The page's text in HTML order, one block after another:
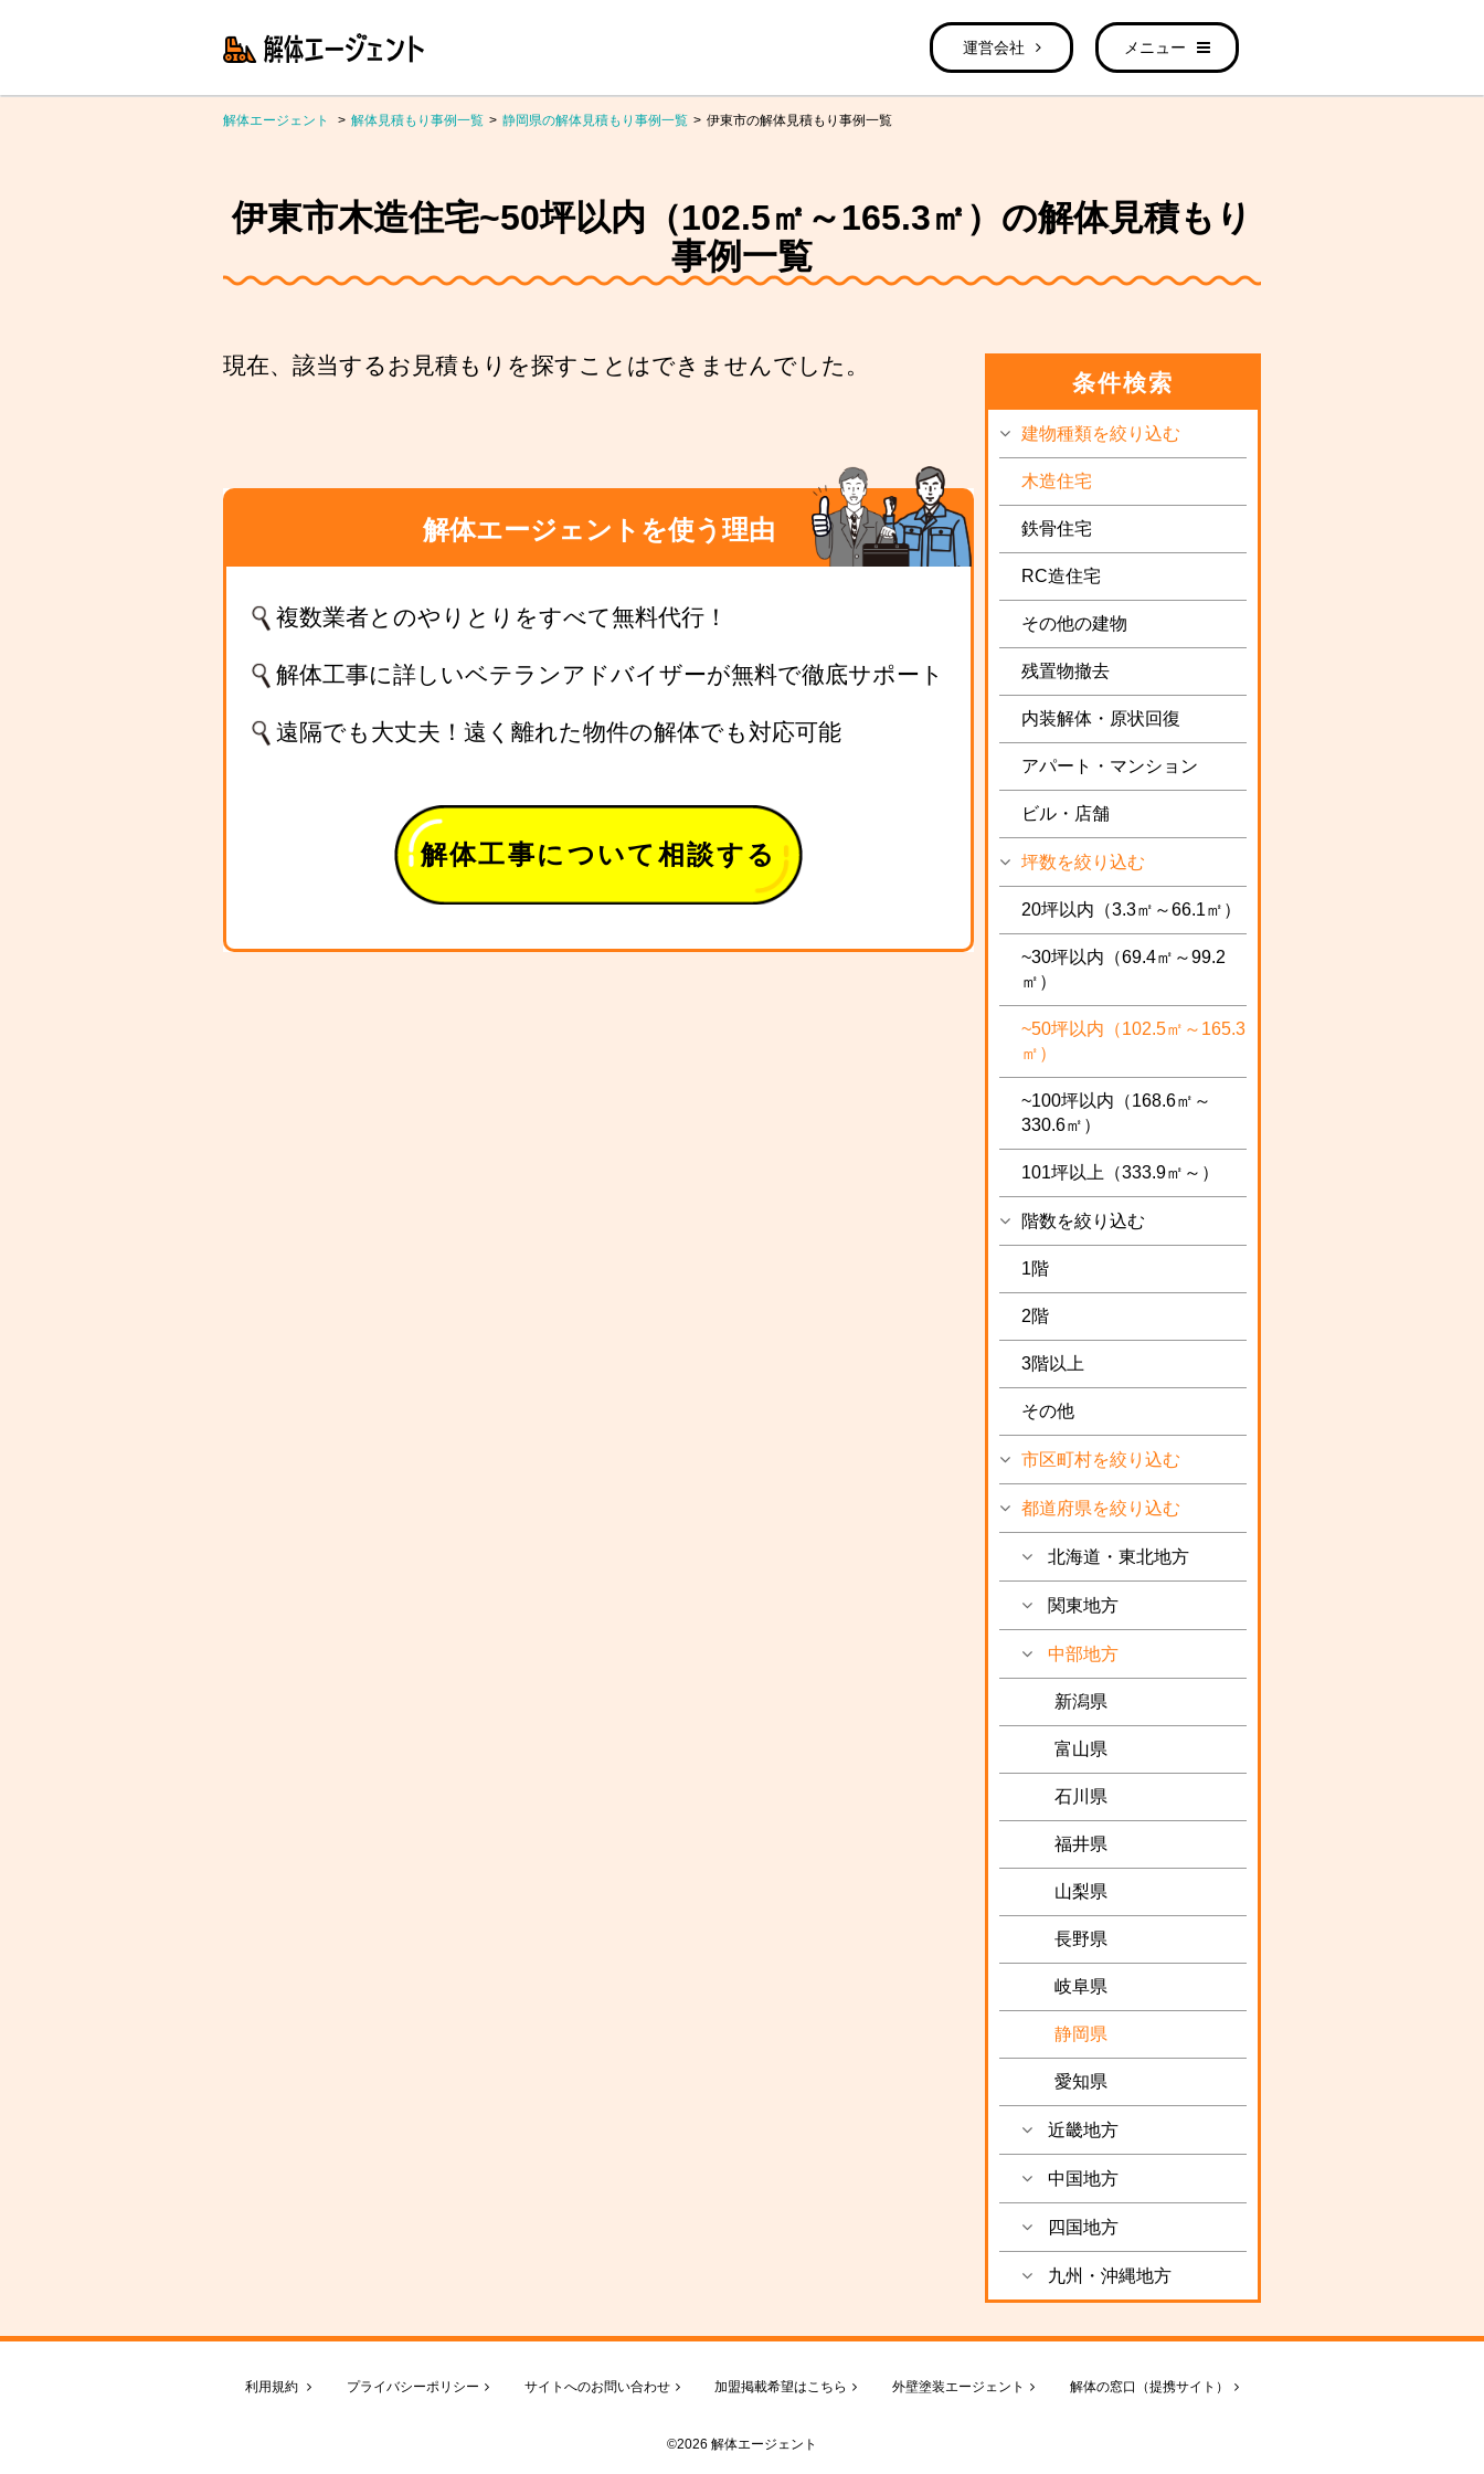
運営会社 メニュー
解体エージェント 解体見積もり事例一覧 静岡県の解体見積もり事例一覧 伊東市の解体見積もり事例一覧
伊東市木造住宅~50坪以内（102.5㎡～165.3㎡）の解体見積もり
事例一覧
現在、該当するお見積もりを探すことはできませんでした。
解体エージェントを使う理由
複数業者とのやりとりをすべて無料代行！
解体工事に詳しいベテランアドバイザーが無料で徹底サポート
遠隔でも大丈夫！遠く離れた物件の解体でも対応可能
解体工事について相談する
条件検索
建物種類を絞り込む
木造住宅
鉄骨住宅
RC造住宅
その他の建物
残置物撤去
内装解体・原状回復
アパート・マンション
ビル・店舗
坪数を絞り込む
20坪以内（3.3㎡～66.1㎡）
~30坪以内（69.4㎡～99.2
㎡）
~50坪以内（102.5㎡～165.3
㎡）
~100坪以内（168.6㎡～
330.6㎡）
101坪以上（333.9㎡～）
階数を絞り込む
1階
2階
3階以上
その他
市区町村を絞り込む
都道府県を絞り込む
北海道・東北地方
関東地方
中部地方
新潟県
富山県
石川県
福井県
山梨県
長野県
岐阜県
静岡県
愛知県
近畿地方
中国地方
四国地方
九州・沖縄地方
利用規約 プライバシーポリシー サイトへのお問い合わせ 加盟掲載希望はこちら 外壁塗装エージェント 解体の窓口（提携サイト）
©2026 解体エージェント